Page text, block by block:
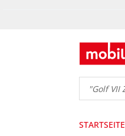
Products
search
STARTSEITE